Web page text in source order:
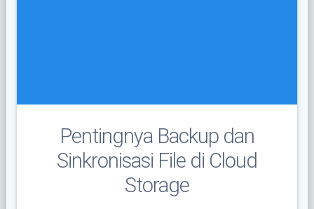
Pentingnya Backup dan
Sinkronisasi File di Cloud
Storage